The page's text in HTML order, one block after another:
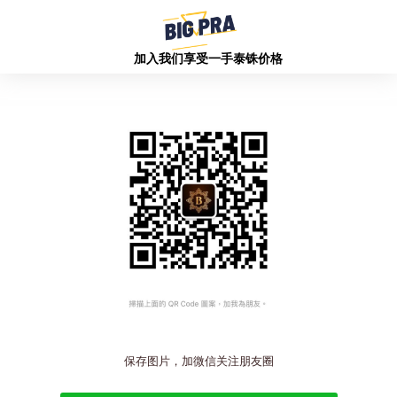
加入我们享受一手泰铢价格
保存图片，加微信关注朋友圈